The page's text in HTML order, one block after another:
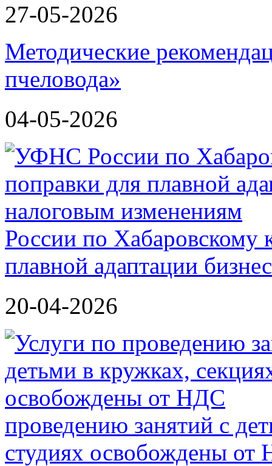
27-05-2026
Методические
пчеловода»
04-05-2026
России по Хабаровскому
плавной адаптации
20-04-2026
проведению занятий с
студиях освобождены